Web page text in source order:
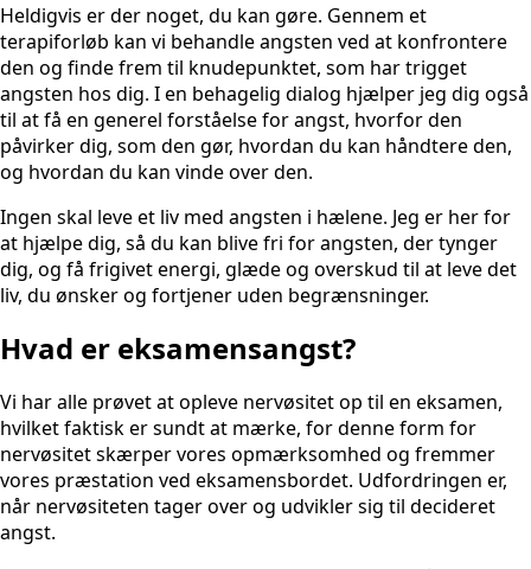
Heldigvis er der noget, du kan gøre. Gennem et
terapiforløb kan vi behandle angsten ved at konfrontere
den og finde frem til knudepunktet, som har trigget
angsten hos dig. I en behagelig dialog hjælper jeg dig også
til at få en generel forståelse for angst, hvorfor den
påvirker dig, som den gør, hvordan du kan håndtere den,
og hvordan du kan vinde over den.
Ingen skal leve et liv med angsten i hælene. Jeg er her for
at hjælpe dig, så du kan blive fri for angsten, der tynger
dig, og få frigivet energi, glæde og overskud til at leve det
liv, du ønsker og fortjener uden begrænsninger.
Hvad er eksamensangst?
Vi har alle prøvet at opleve nervøsitet op til en eksamen,
hvilket faktisk er sundt at mærke, for denne form for
nervøsitet skærper vores opmærksomhed og fremmer
vores præstation ved eksamensbordet. Udfordringen er,
når nervøsiteten tager over og udvikler sig til decideret
angst.